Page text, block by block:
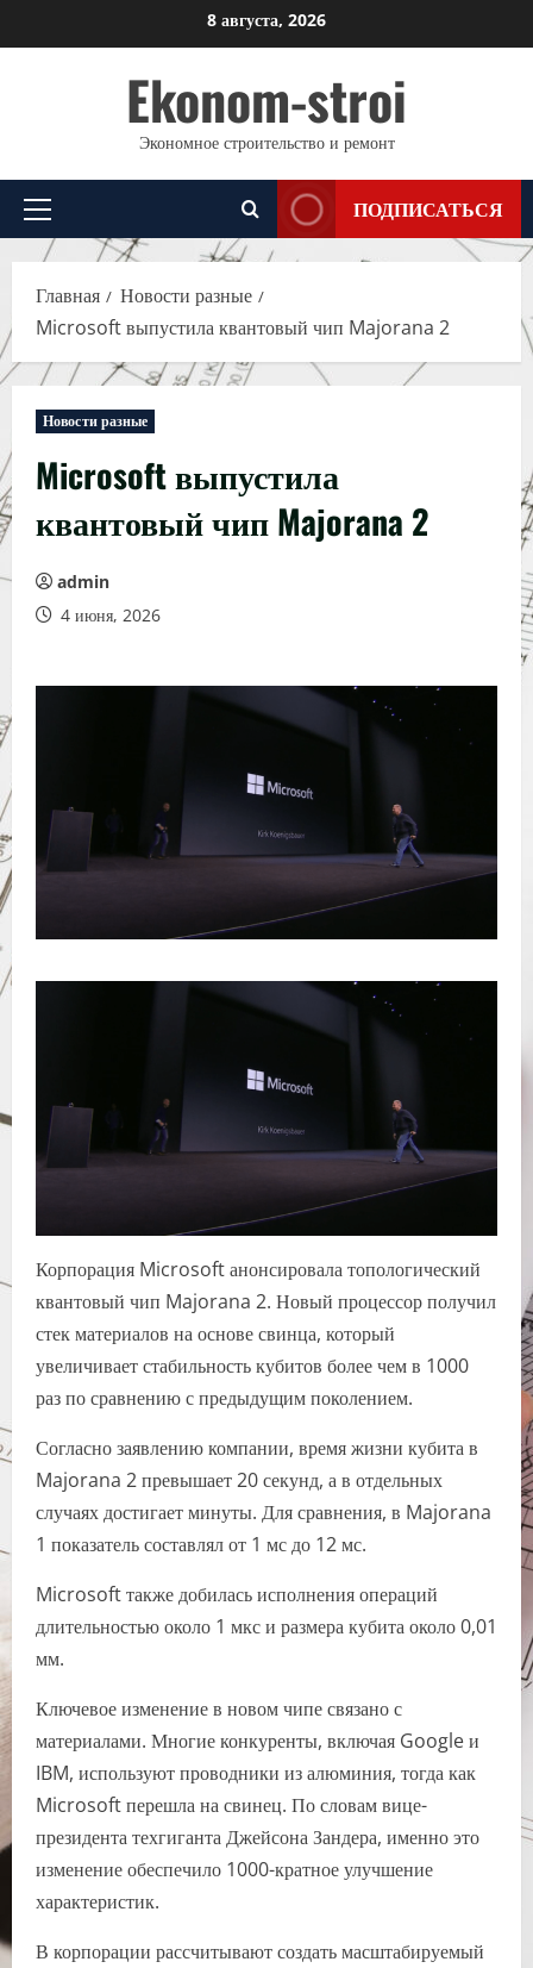
к
8 августа, 2026
Ekonom-stroi
Экономное строительство и ремонт
Основное
меню
ПОДПИСАТЬСЯ
Главная
Новости разные
Microsoft выпустила квантовый чип Majorana 2
Новости разные
Microsoft выпустила
квантовый чип Majorana 2
admin
4 июня, 2026
Корпорация Microsoft анонсировала топологический
квантовый чип Majorana 2. Новый процессор получил
стек материалов на основе свинца, который
увеличивает стабильность кубитов более чем в 1000
раз по сравнению с предыдущим поколением.
Согласно заявлению компании, время жизни кубита в
Majorana 2 превышает 20 секунд, а в отдельных
случаях достигает минуты. Для сравнения, в Majorana
1 показатель составлял от 1 мс до 12 мс.
Microsoft также добилась исполнения операций
длительностью около 1 мкс и размера кубита около 0,01
мм.
Ключевое изменение в новом чипе связано с
материалами. Многие конкуренты, включая Google и
IBM, используют проводники из алюминия, тогда как
Microsoft перешла на свинец. По словам вице-
президента техгиганта Джейсона Зандера, именно это
изменение обеспечило 1000-кратное улучшение
характеристик.
В корпорации рассчитывают создать масштабируемый